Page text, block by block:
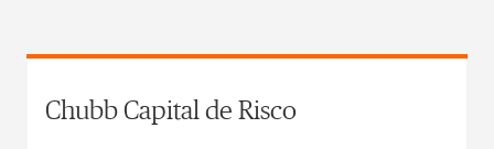
Chubb Capital de Risco